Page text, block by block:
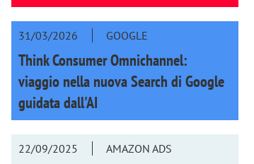
31/03/2026 GOOGLE
Think Consumer Omnichannel:
viaggio nella nuova Search di Google
guidata dall'AI
22/09/2025 AMAZON ADS